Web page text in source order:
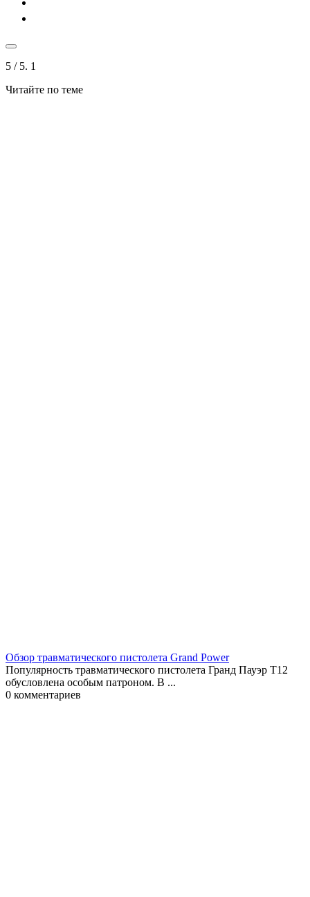
5 / 5. 1
Читайте по теме
Обзор травматического пистолета Grand Power
Популярность травматического пистолета Гранд Пауэр T12
обусловлена особым патроном. В ...
0 комментариев